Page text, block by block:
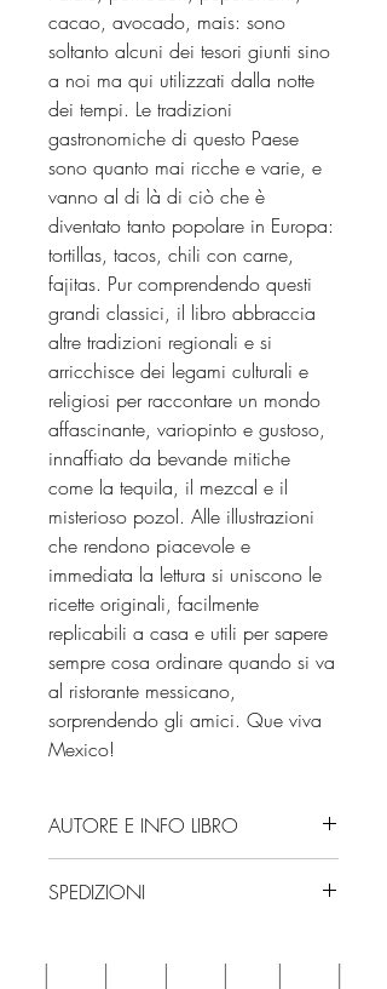
cacao, avocado, mais: sono
soltanto alcuni dei tesori giunti sino
a noi ma qui utilizzati dalla notte
dei tempi. Le tradizioni
gastronomiche di questo Paese
sono quanto mai ricche e varie, e
vanno al di là di ciò che è
diventato tanto popolare in Europa:
tortillas, tacos, chili con carne,
fajitas. Pur comprendendo questi
grandi classici, il libro abbraccia
altre tradizioni regionali e si
arricchisce dei legami culturali e
religiosi per raccontare un mondo
affascinante, variopinto e gustoso,
innaffiato da bevande mitiche
come la tequila, il mezcal e il
misterioso pozol. Alle illustrazioni
che rendono piacevole e
immediata la lettura si uniscono le
ricette originali, facilmente
replicabili a casa e utili per sapere
sempre cosa ordinare quando si va
al ristorante messicano,
sorprendendo gli amici. Que viva
Mexico!
AUTORE E INFO LIBRO
Orane Sigal
Isbn: 9788884998910
SPEDIZIONI
3/4 giorni, secondo disponibilità